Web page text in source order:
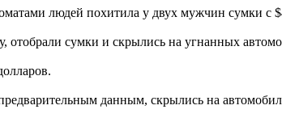
людей похитила у двух мужчин сумки с
отобрали сумки и скрылись на угнанных
данным, скрылись на